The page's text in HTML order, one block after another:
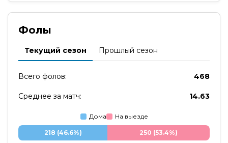
Фолы
Текущий сезон Прошлый сезон
Всего фолов: 468
Среднее за матч: 14.63
Дома На выезде
218 (46.6%) 250 (53.4%)